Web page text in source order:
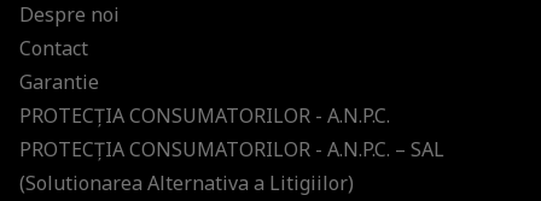
Despre noi
Contact
Garantie
PROTECŢIA CONSUMATORILOR - A.N.P.C.
PROTECŢIA CONSUMATORILOR - A.N.P.C. – SAL
(Solutionarea Alternativa a Litigiilor)